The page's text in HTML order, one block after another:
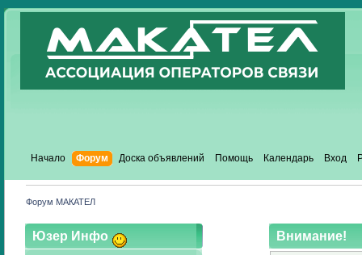
Начало Форум Доска объявлений Помощь Календарь Вход
Форум МАКАТЕЛ
Юзер Инфо Внимание!